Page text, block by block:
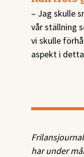
– Jag skulle
vår ställning
vi skulle
aspekt i
har under